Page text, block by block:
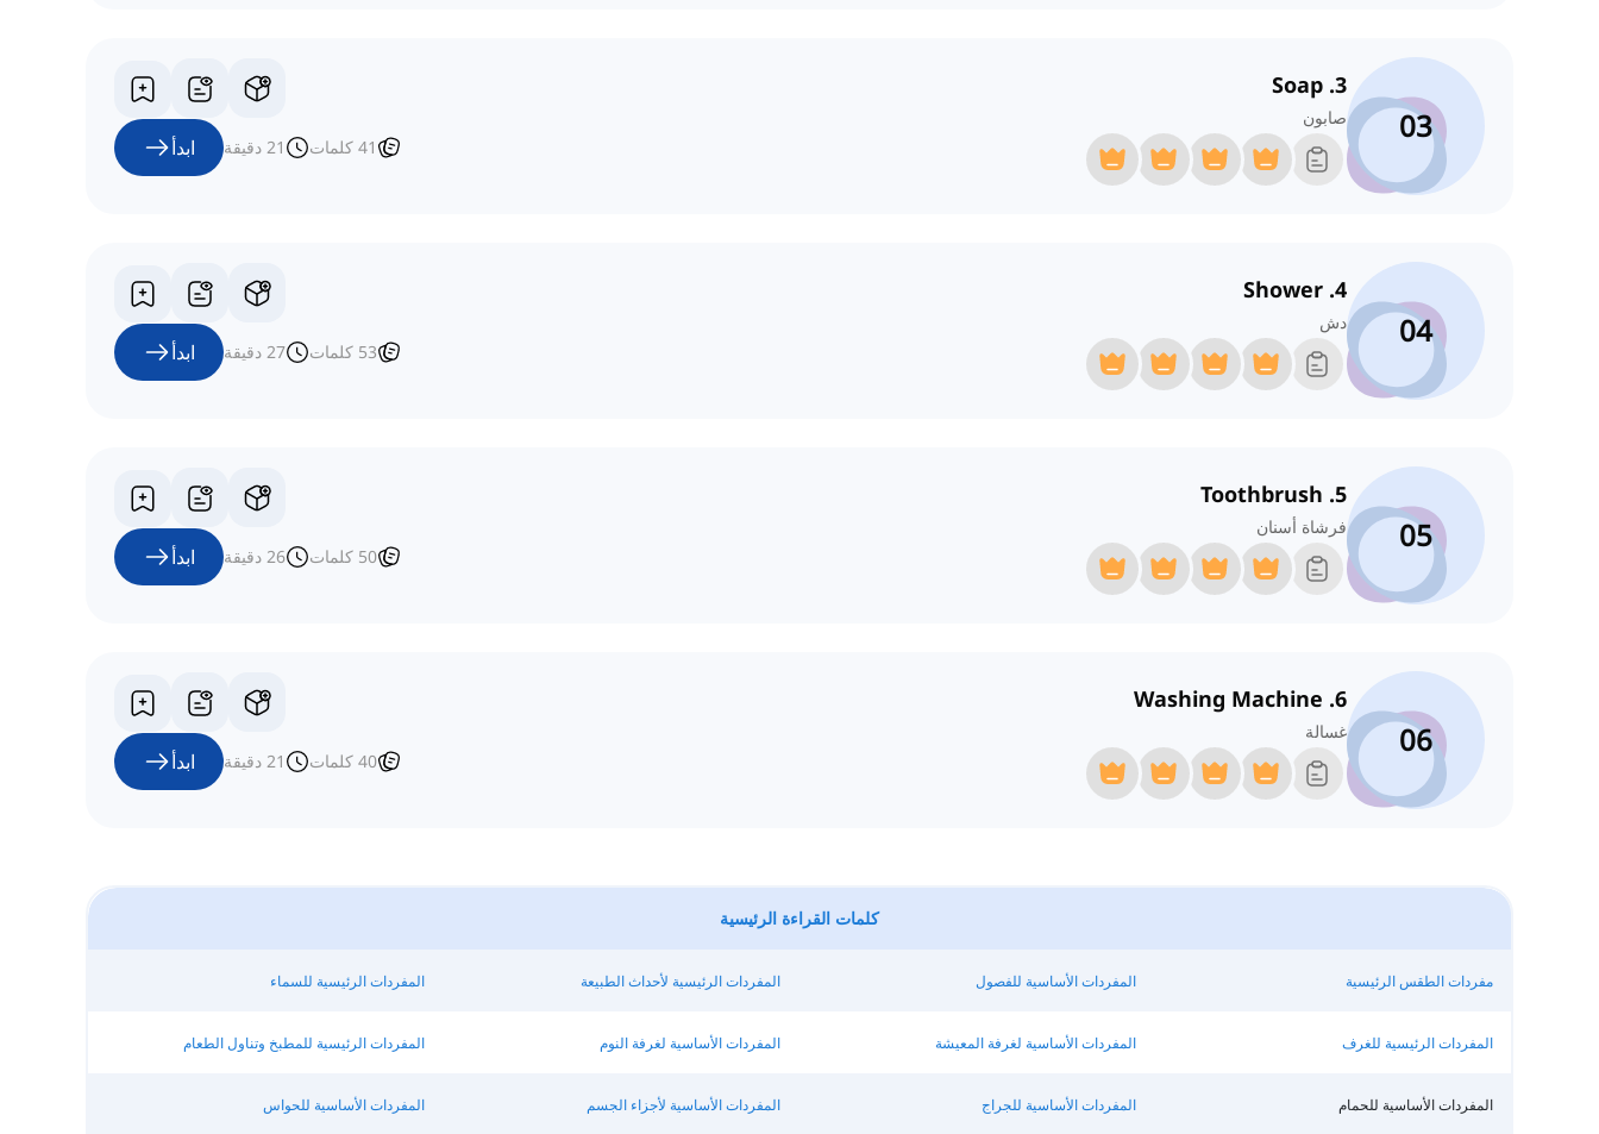
03
3. Soap
صابون
41 كلمات 21 دقيقة ابدأ
04
4. Shower
دش
53 كلمات 27 دقيقة ابدأ
05
5. Toothbrush
فرشاة أسنان
50 كلمات 26 دقيقة ابدأ
06
6. Washing Machine
غسالة
40 كلمات 21 دقيقة ابدأ
كلمات القراءة الرئيسية
مفردات الطقس الرئيسية المفردات الأساسية للفصول المفردات الرئيسية لأحداث الطبيعة المفردات الرئيسية للسماء
المفردات الرئيسية للغرف المفردات الأساسية لغرفة المعيشة المفردات الأساسية لغرفة النوم المفردات الرئيسية للمطبخ وتناول الطعام
المفردات الأساسية للحمام المفردات الأساسية للجراج المفردات الأساسية لأجزاء الجسم المفردات الأساسية للحواس